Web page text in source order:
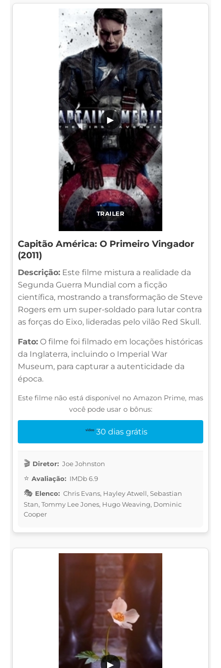
TRAILER
▶
Capitão América: O Primeiro Vingador
(2011)
Descrição: Este filme mistura a realidade da
Segunda Guerra Mundial com a ficção
científica, mostrando a transformação de Steve
Rogers em um super-soldado para lutar contra
as forças do Eixo, lideradas pelo vilão Red Skull.
Fato: O filme foi filmado em locações históricas
da Inglaterra, incluindo o Imperial War
Museum, para capturar a autenticidade da
época.
Este filme não está disponível no Amazon Prime, mas
você pode usar o bônus:
30 dias grátis
Diretor: Joe Johnston
Avaliação: IMDb 6.9
Elenco: Chris Evans, Hayley Atwell, Sebastian
Stan, Tommy Lee Jones, Hugo Weaving, Dominic
Cooper
▶